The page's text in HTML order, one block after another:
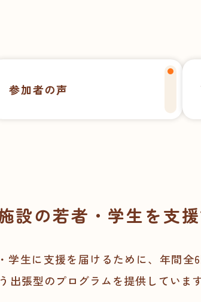
参加者の声
設の若者・学生を支
学生に支援を届けるために、年間
出張型のプログラムを提供しています